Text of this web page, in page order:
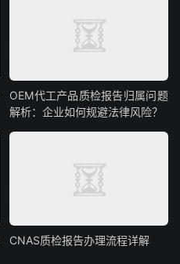
OEM代工产品质检报告归属问题
解析：企业如何规避法律风险？
CNAS质检报告办理流程详解